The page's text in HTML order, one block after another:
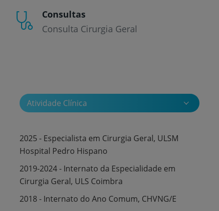
Consultas
Consulta Cirurgia Geral
Atividade Clínica
2025 - Especialista em Cirurgia Geral, ULSM
Hospital Pedro Hispano
2019-2024 - Internato da Especialidade em
Cirurgia Geral, ULS Coimbra
2018 - Internato do Ano Comum, CHVNG/E